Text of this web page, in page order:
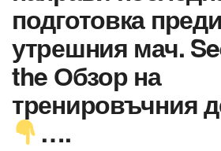
подготовка преди
утрешния мач.
the Обзор на
тренировъчния
….